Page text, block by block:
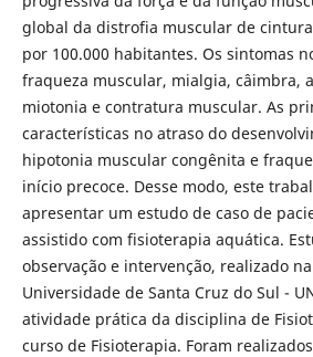
global da distrofia muscular de
por 100.000 habitantes. Os sintomas
fraqueza muscular, mialgia, câimbra,
miotonia e contratura muscular. As
características no atraso do
hipotonia muscular congênita e
início precoce. Desse modo, este
apresentar um estudo de caso de
assistido com fisioterapia aquática.
observação e intervenção, realizado
Universidade de Santa Cruz do Sul -
atividade prática da disciplina de
curso de Fisioterapia. Foram